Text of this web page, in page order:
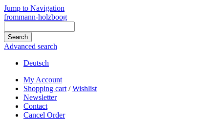
Jump to Navigation
frommann-holzboog
Advanced search
Deutsch
My Account
Shopping cart /Wishlist
Newsletter
Contact
Cancel Order